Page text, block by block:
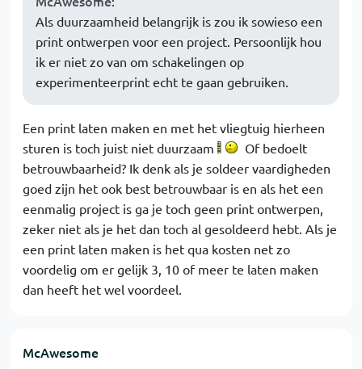
Als duurzaamheid belangrijk is zou ik sowieso een
print ontwerpen voor een project. Persoonlijk hou
ik er niet zo van om schakelingen op
experimenteerprint echt te gaan gebruiken.
Een print laten maken en met het vliegtuig hierheen
sturen is toch juist niet duurzaam
Of bedoelt
betrouwbaarheid? Ik denk als je soldeer vaardigheden
goed zijn het ook best betrouwbaar is en als het een
eenmalig project is ga je toch geen print ontwerpen,
zeker niet als je het dan toch al gesoldeerd hebt. Als je
een print laten maken is het qua kosten net zo
voordelig om er gelijk 3, 10 of meer te laten maken
dan heeft het wel voordeel.
McAwesome